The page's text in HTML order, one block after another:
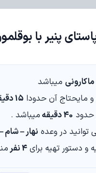
پنیر با
ماکارونی میباشد
و مایحتاج آن حدودا 15 دقیقه
حدود 40 دقیقه
میباشد .
توانید در وعده نهار – شام
و دستور تهیه برای4 نفر